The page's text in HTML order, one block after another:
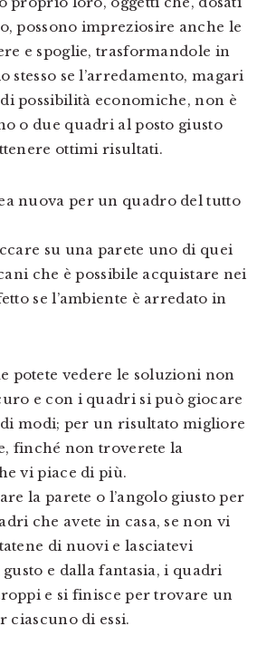
possono impreziosire anche le
e spoglie, trasformandole in
stesso se l’arredamento, magari
possibilità economiche, non è
o due quadri al posto giusto
ottimi risultati.
nuova per un quadro del tutto
su una parete uno di quei
che è possibile acquistare nei
se l’ambiente è arredato in
potete vedere le soluzioni non
e con i quadri si può giocare
modi; per un risultato migliore
finché non troverete la
vi piace di più.
la parete o l’angolo giusto per
che avete in casa, se non vi
di nuovi e lasciatevi
e dalla fantasia, i quadri
e si finisce per trovare un
ciascuno di essi.